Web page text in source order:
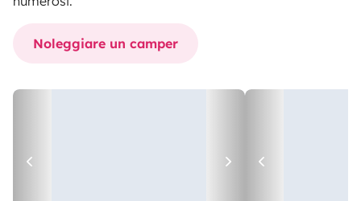
Noleggiare un camper